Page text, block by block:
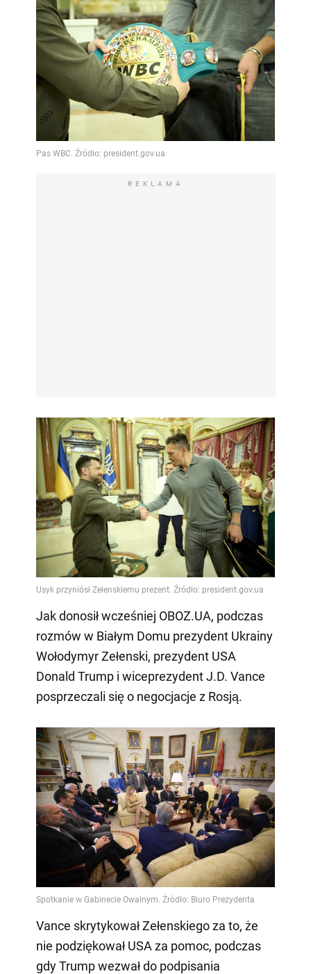
REKLAMA
Jak donosił wcześniej OBOZ.UA, podczas
rozmów w Białym Domu prezydent Ukrainy
Wołodymyr Zełenski, prezydent USA
Donald Trump i wiceprezydent J.D. Vance
posprzeczali się o negocjacje z Rosją.
Vance skrytykował Zełenskiego za to, że
nie podziękował USA za pomoc, podczas
gdy Trump wezwał do podpisania